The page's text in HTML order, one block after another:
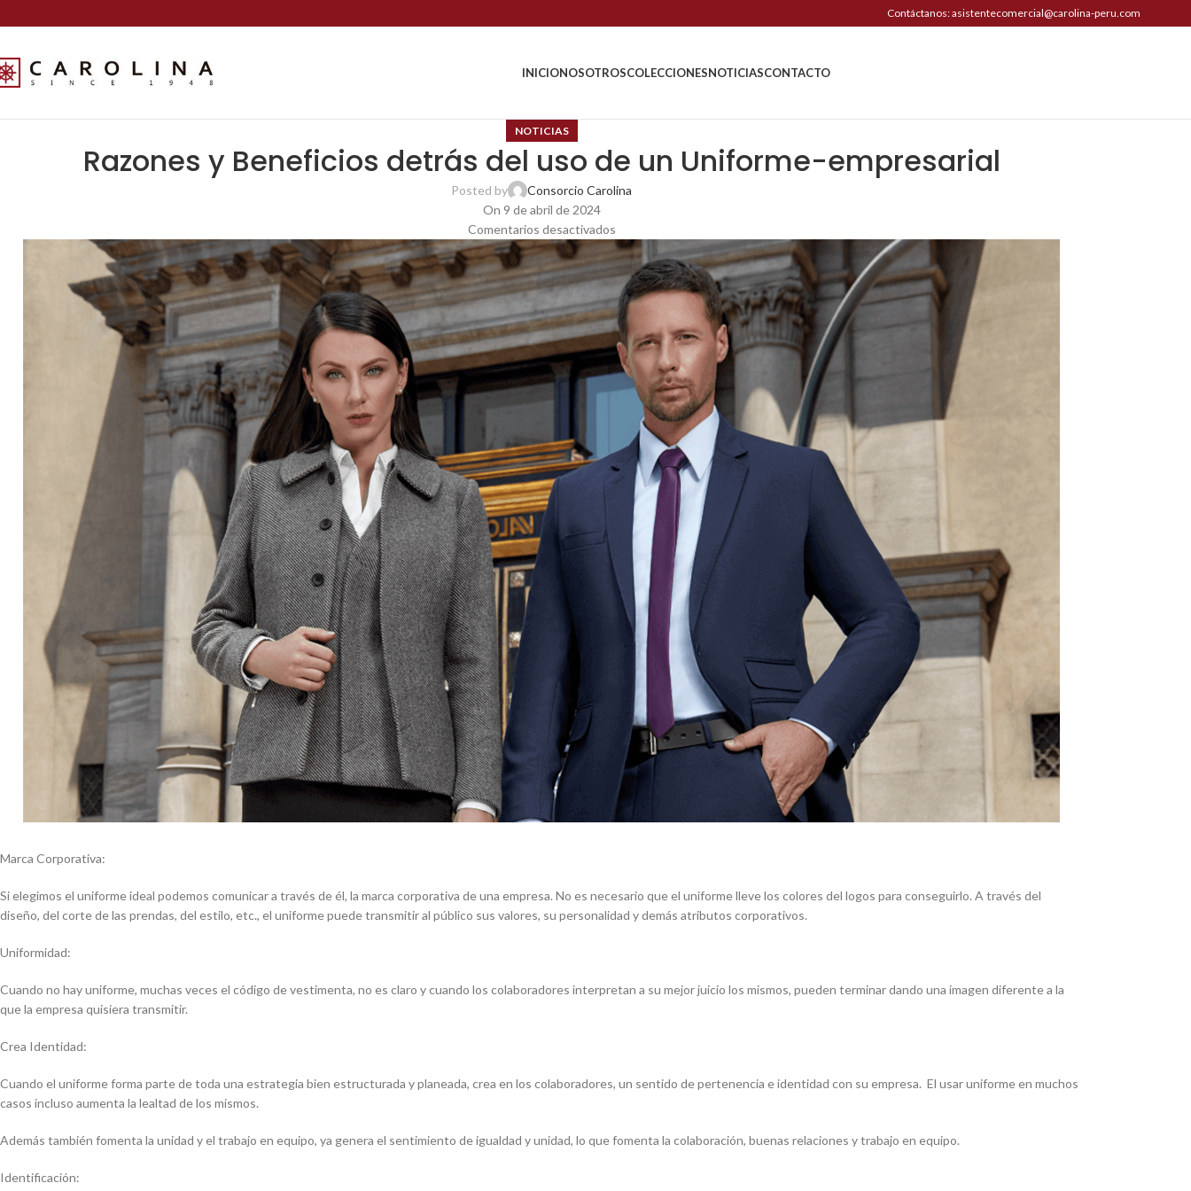
Contáctanos: asistentecomercial@carolina-peru.com
INICIONOSOTROSCOLECCIONESNOTICIASCONTACTO
NOTICIAS
Razones y Beneficios detrás del uso de un Uniforme-empresarial
Posted by
Consorcio Carolina
On 9 de abril de 2024
Comentarios desactivados
Marca Corporativa:
Si elegimos el uniforme ideal podemos comunicar a través de él, la marca corporativa de una empresa. No es necesario que el uniforme lleve los colores del logos para conseguirlo. A través del
diseño, del corte de las prendas, del estilo, etc., el uniforme puede transmitir al público sus valores, su personalidad y demás atributos corporativos.
Uniformidad:
Cuando no hay uniforme, muchas veces el código de vestimenta, no es claro y cuando los colaboradores interpretan a su mejor juicio los mismos, pueden terminar dando una imagen diferente a la
que la empresa quisiera transmitir.
Crea Identidad:
Cuando el uniforme forma parte de toda una estrategia bien estructurada y planeada, crea en los colaboradores, un sentido de pertenencia e identidad con su empresa. El usar uniforme en muchos
casos incluso aumenta la lealtad de los mismos.
Además también fomenta la unidad y el trabajo en equipo, ya genera el sentimiento de igualdad y unidad, lo que fomenta la colaboración, buenas relaciones y trabajo en equipo.
Identificación: